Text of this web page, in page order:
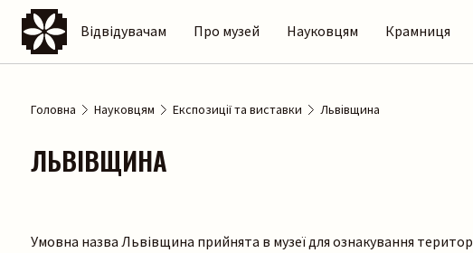
Відвідувачам Про музей Науковцям Крамниця
Головна Науковцям Експозиції та виставки Львівщина
ЛЬВІВЩИНА
Умовна назва Львівщина прийнята в музеї для ознакування